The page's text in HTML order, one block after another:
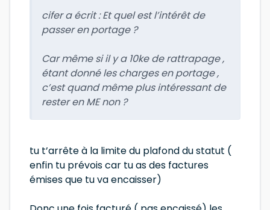
cifer a écrit :Et quel est l’intérêt de
passer en portage ?
Car même si il y a 10ke de rattrapage ,
étant donné les charges en portage ,
c’est quand même plus intéressant de
rester en ME non ?
tu t’arrête à la limite du plafond du statut (
enfin tu prévois car tu as des factures
émises que tu va encaisser)